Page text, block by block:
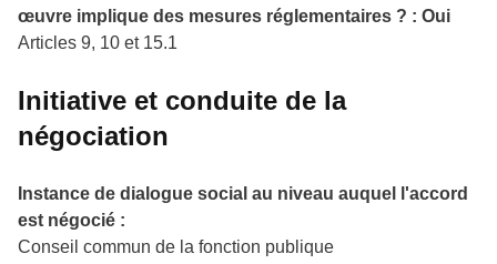
œuvre implique des mesures réglementaires ? : Oui
Articles 9, 10 et 15.1
Initiative et conduite de la
négociation
Instance de dialogue social au niveau auquel l'accord
est négocié :
Conseil commun de la fonction publique